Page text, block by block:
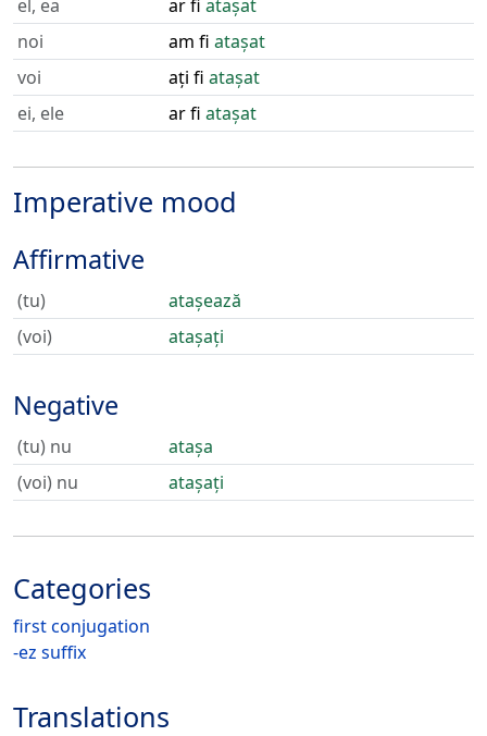
el, ea
ar fi atașat
noi
am fi atașat
voi
ați fi atașat
ei, ele
ar fi atașat
Imperative mood
Affirmative
(tu)
atașează
(voi)
atașați
Negative
(tu) nu
atașa
(voi) nu
atașați
Categories
first conjugation
-ez suffix
Translations